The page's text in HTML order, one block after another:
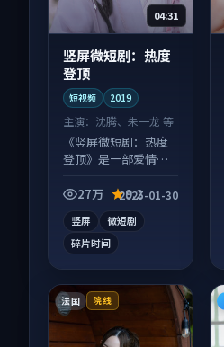
04:31
竖屏微短剧：热度
登顶
短视频 2019
主演： 沈腾、朱一龙 等
《竖屏微短剧：热度
登顶》是一部爱情向
蛋别错过，字幕区常
27万 9.2
2025-01-30
竖屏
微短剧
碎片时间
法国 院线